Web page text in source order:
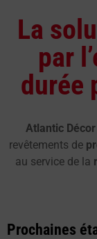
La
par
durée
Atlantic Décor
revêtements de
au service de la
Prochaines